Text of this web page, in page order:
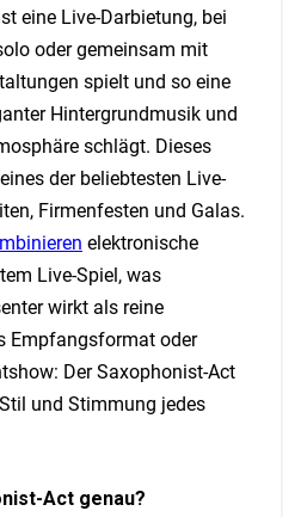
eine Live-Darbietung, bei
oder gemeinsam mit
spielt und so eine
Hintergrundmusik und
schlägt. Dieses
der beliebtesten Live-
Firmenfesten und Galas.
elektronische
Live-Spiel, was
wirkt als reine
Empfangsformat oder
Der Saxophonist-Act
und Stimmung jedes
Act genau?